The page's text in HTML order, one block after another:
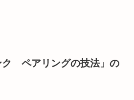
ク ペアリングの技法」の